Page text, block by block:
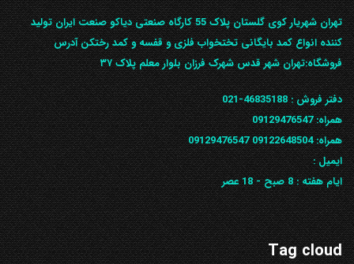
تهران شهریار کوی گلستان پلاک 55 کارگاه صنعتی دیاکو صنعت ایران تولید
کننده انواع کمد بایگانی تختخواب فلزی و قفسه و کمد رختکن آدرس
ف‍روشگاه:تهران شهر قدس شهرک فرزان بلوار معلم پلاک ۳۷
دفتر فروش :46835188-021
همراه:09129476547
همراه: 09122648504
09129476547
ایمیل :
ایام هفته :8 صبح - 18 عصر
Tag cloud